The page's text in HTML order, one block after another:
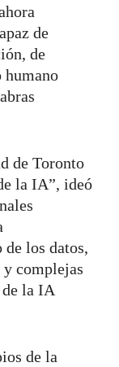
de
de
humano
de Toronto
la IA”, ideó
de los datos,
y complejas
la IA
de la